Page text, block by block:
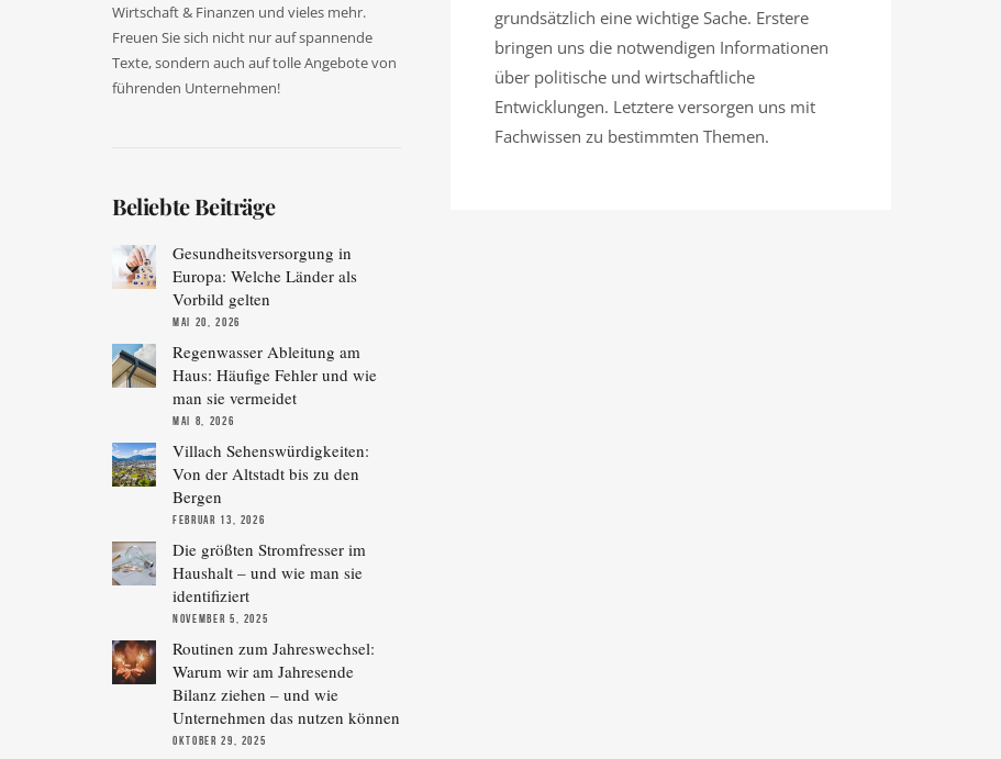
Wirtschaft & Finanzen und vieles mehr.
Freuen Sie sich nicht nur auf spannende
Texte, sondern auch auf tolle Angebote von
führenden Unternehmen!
Beliebte Beiträge
Gesundheitsversorgung in
Europa: Welche Länder als
Vorbild gelten
MAI 20, 2026
Regenwasser Ableitung am
Haus: Häufige Fehler und wie
man sie vermeidet
MAI 8, 2026
Villach Sehenswürdigkeiten:
Von der Altstadt bis zu den
Bergen
FEBRUAR 13, 2026
Die größten Stromfresser im
Haushalt – und wie man sie
identifiziert
NOVEMBER 5, 2025
Routinen zum Jahreswechsel:
Warum wir am Jahresende
Bilanz ziehen – und wie
Unternehmen das nutzen können
OKTOBER 29, 2025
grundsätzlich eine wichtige Sache. Erstere
bringen uns die notwendigen Informationen
über politische und wirtschaftliche
Entwicklungen. Letztere versorgen uns mit
Fachwissen zu bestimmten Themen.